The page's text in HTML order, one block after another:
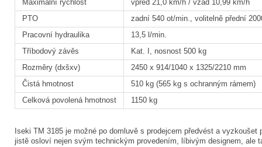
Maximální rychlost
vpřed 21,0 km/h / vzad 10,99 km/h
PTO
zadní 540 ot/min., volitelně přední
Pracovní hydraulika
13,5 l/min.
Tříbodový závěs
Kat. I, nosnost 500 kg
Rozměry (dxšxv)
2450 x 914/1040 x 1325/2210 mm
Čistá hmotnost
510 kg (565 kg s ochranným rámem)
Celková povolená hmotnost
1150 kg
Iseki TM 3185 je možné po domluvě s prodejcem předvést a
jistě osloví nejen svým technickým provedením, líbivým designem, ale